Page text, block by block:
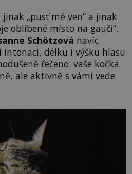
„pusť mě ven“ a jinak
oblíbené místo na gauči“.
Schötzová navíc
délku i výšku hlasu
řečeno: vaše kočka
ale aktivně s vámi vede